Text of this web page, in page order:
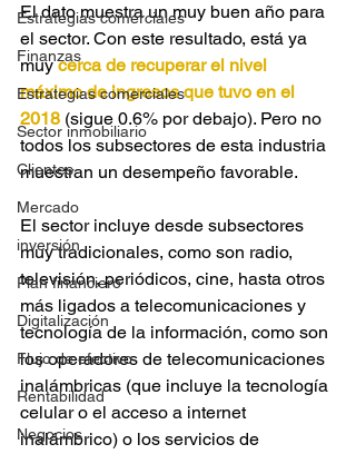
Estrategias comerciales
Finanzas
Estrategias comerciales
Sector inmobiliario
Clientes
Mercado
inversión
Plan financiero
Digitalización
Flujo de efectivo
Rentabilidad
Negocios
El dato muestra un muy buen año para
el sector. Con este resultado, está ya
muy cerca de recuperar el nivel
máximo de ingresos que tuvo en el
2018 (sigue 0.6% por debajo). Pero no
todos los subsectores de esta industria
muestran un desempeño favorable.
El sector incluye desde subsectores
muy tradicionales, como son radio,
televisión, periódicos, cine, hasta otros
más ligados a telecomunicaciones y
tecnología de la información, como son
los operadores de telecomunicaciones
inalámbricas (que incluye la tecnología
celular o el acceso a internet
inalámbrico) o los servicios de